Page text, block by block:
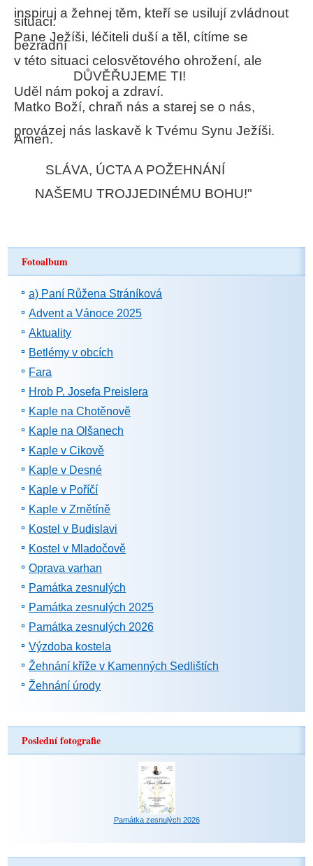
inspiruj a žehnej těm, kteří se usilují zvládnout
situaci.
Pane Ježíši, léčiteli duší a těl, cítíme se
bezradní
v této situaci celosvětového ohrožení, ale
DŮVĚŘUJEME TI!
Uděl nám pokoj a zdraví.
Matko Boží, chraň nás a starej se o nás,
provázej nás laskavě k Tvému Synu Ježíši.
Amen.
SLÁVA, ÚCTA A POŽEHNÁNÍ
NAŠEMU TROJJEDINÉMU BOHU!"
Fotoalbum
a) Paní Růžena Stráníková
Advent a Vánoce 2025
Aktuality
Betlémy v obcích
Fara
Hrob P. Josefa Preislera
Kaple na Chotěnově
Kaple na Olšanech
Kaple v Cikově
Kaple v Desné
Kaple v Poříčí
Kaple v Zrnětíně
Kostel v Budislavi
Kostel v Mladočově
Oprava varhan
Památka zesnulých
Památka zesnulých 2025
Památka zesnulých 2026
Výzdoba kostela
Žehnání kříže v Kamenných Sedlištích
Žehnání úrody
Poslední fotografie
Památka zesnulých 2026